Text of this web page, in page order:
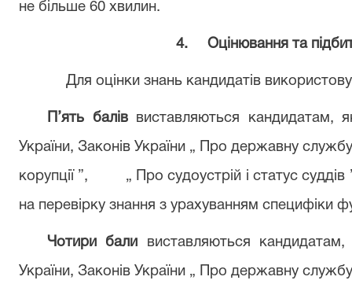
не більше 60 хвилин.
4. Оцінювання та
Для оцінки знань кандидатів
П’ять балів виставляються кандидатам,
України, Законів України „ Про державну
корупції ”, „ Про судоустрій і статус
на перевірку знання з урахуванням специфіки
Чотири бали виставляються кандидатам,
України, Законів України „ Про державну